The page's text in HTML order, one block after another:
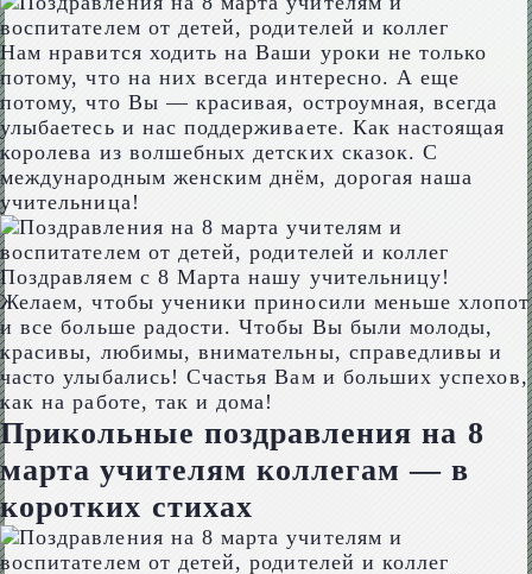
Нам нравится ходить на Ваши уроки не только
потому, что на них всегда интересно. А еще
потому, что Вы — красивая, остроумная, всегда
улыбаетесь и нас поддерживаете. Как настоящая
королева из волшебных детских сказок. С
международным женским днём, дорогая наша
учительница!
Поздравляем с 8 Марта нашу учительницу!
Желаем, чтобы ученики приносили меньше хлопот
и все больше радости. Чтобы Вы были молоды,
красивы, любимы, внимательны, справедливы и
часто улыбались! Счастья Вам и больших успехов,
как на работе, так и дома!
Прикольные поздравления на 8
марта учителям коллегам — в
коротких стихах